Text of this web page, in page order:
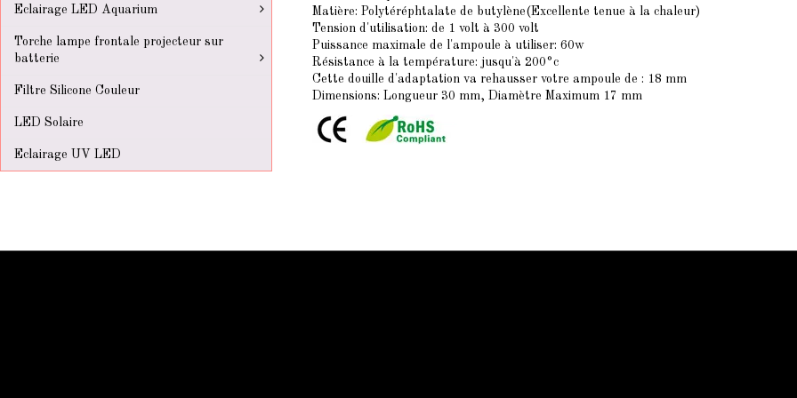
Matière: Polytéréphtalate de butylène(Excellente tenue à la chaleur)
Tension d'utilisation: de 1 volt à 300 volt
Puissance maximale de l'ampoule à utiliser: 60w
Résistance à la température: jusqu'à 200°c
Cette douille d'adaptation va rehausser votre ampoule de : 18 mm
Dimensions: Longueur 30 mm, Diamètre Maximum 17 mm
Eclairage LED Aquarium
Torche lampe frontale projecteur sur
batterie
Filtre Silicone Couleur
LED Solaire
Eclairage UV LED